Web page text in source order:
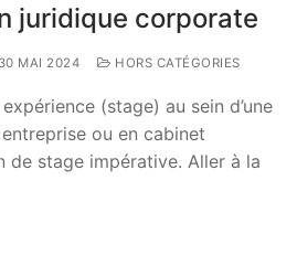
juridique corporate
30 MAI 2024 HORS CATÉGORIES
(stage) au sein d’une
ou en cabinet
de stage impérative. Aller à la